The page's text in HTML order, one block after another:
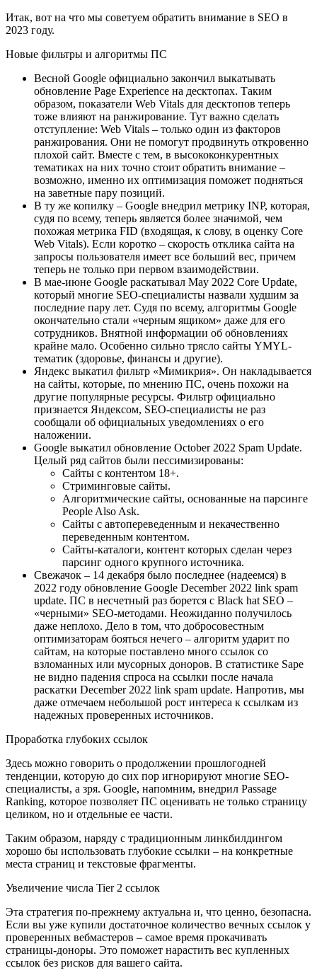
Итак, вот на что мы советуем обратить внимание в SEO в
2023 году.
Новые фильтры и алгоритмы ПС
Весной Google официально закончил выкатывать
обновление Page Experience на десктопах. Таким
образом, показатели Web Vitals для десктопов теперь
тоже влияют на ранжирование. Тут важно сделать
отступление: Web Vitals – только один из факторов
ранжирования. Они не помогут продвинуть откровенно
плохой сайт. Вместе с тем, в высококонкурентных
тематиках на них точно стоит обратить внимание –
возможно, именно их оптимизация поможет подняться
на заветные пару позиций.
В ту же копилку – Google внедрил метрику INP, которая,
судя по всему, теперь является более значимой, чем
похожая метрика FID (входящая, к слову, в оценку Core
Web Vitals). Если коротко – скорость отклика сайта на
запросы пользователя имеет все больший вес, причем
теперь не только при первом взаимодействии.
В мае-июне Google раскатывал May 2022 Core Update,
который многие SEO-специалисты назвали худшим за
последние пару лет. Судя по всему, алгоритмы Google
окончательно стали «черным ящиком» даже для его
сотрудников. Внятной информации об обновлениях
крайне мало. Особенно сильно трясло сайты YMYL-
тематик (здоровье, финансы и другие).
Яндекс выкатил фильтр «Мимикрия». Он накладывается
на сайты, которые, по мнению ПС, очень похожи на
другие популярные ресурсы. Фильтр официально
признается Яндексом, SEO-специалисты не раз
сообщали об официальных уведомлениях о его
наложении.
Google выкатил обновление October 2022 Spam Update.
Целый ряд сайтов были пессимизированы:
Сайты с контентом 18+.
Стриминговые сайты.
Алгоритмические сайты, основанные на парсинге
People Also Ask.
Сайты с автопереведенным и некачественно
переведенным контентом.
Сайты-каталоги, контент которых сделан через
парсинг одного крупного источника.
Свежачок – 14 декабря было последнее (надеемся) в
2022 году обновление Google December 2022 link spam
update. ПС в несчетный раз борется с Black hat SEO –
«черными» SEO-методами. Неожиданно получилось
даже неплохо. Дело в том, что добросовестным
оптимизаторам бояться нечего – алгоритм ударит по
сайтам, на которые поставлено много ссылок со
взломанных или мусорных доноров. В статистике Sape
не видно падения спроса на ссылки после начала
раскатки December 2022 link spam update. Напротив, мы
даже отмечаем небольшой рост интереса к ссылкам из
надежных проверенных источников.
Проработка глубоких ссылок
Здесь можно говорить о продолжении прошлогодней
тенденции, которую до сих пор игнорируют многие SEO-
специалисты, а зря. Google, напомним, внедрил Passage
Ranking, которое позволяет ПС оценивать не только страницу
целиком, но и отдельные ее части.
Таким образом, наряду с традиционным линкбилдингом
хорошо бы использовать глубокие ссылки – на конкретные
места страниц и текстовые фрагменты.
Увеличение числа Tier 2 ссылок
Эта стратегия по-прежнему актуальна и, что ценно, безопасна.
Если вы уже купили достаточное количество вечных ссылок у
проверенных вебмастеров – самое время прокачивать
страницы-доноры. Это поможет нарастить вес купленных
ссылок без рисков для вашего сайта.